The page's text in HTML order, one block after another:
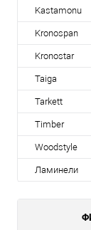
Kastamonu
Kronospan
Kronostar
Taiga
Tarkett
Timber
Woodstyle
Ламинели